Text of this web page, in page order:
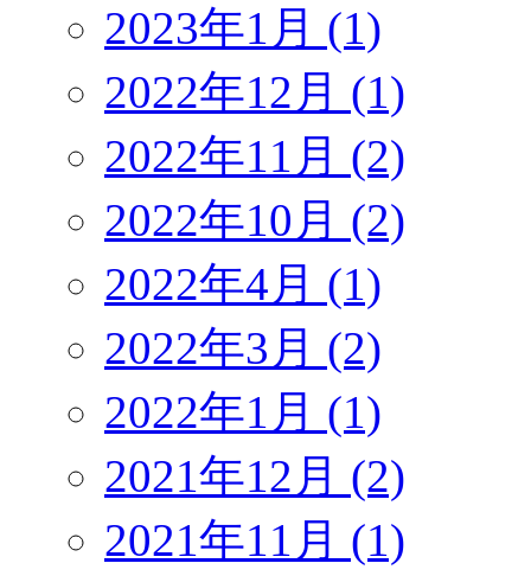
2023年1月 (1)
2022年12月 (1)
2022年11月 (2)
2022年10月 (2)
2022年4月 (1)
2022年3月 (2)
2022年1月 (1)
2021年12月 (2)
2021年11月 (1)